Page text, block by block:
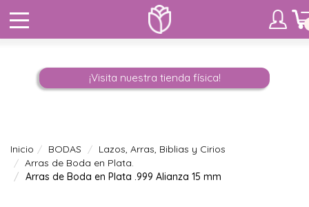
¡Visita nuestra tienda física!
Inicio BODAS
Lazos, Arras, Biblias y Cirios
Arras de Boda en Plata.
Arras de Boda en Plata .999 Alianza 15 mm